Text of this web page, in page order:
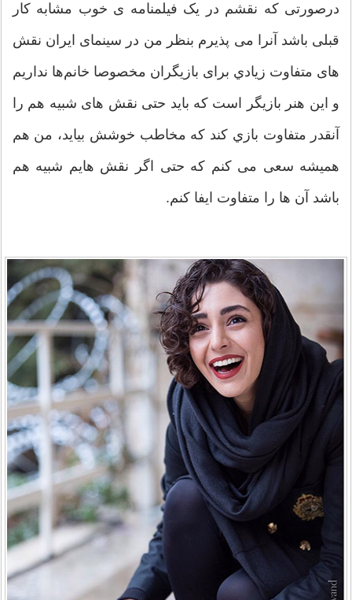
درصورتی که نقشم در یک فیلمنامه ی خوب مشابه کار
قبلی باشد آنرا می پذیرم بنظر من در سینمای ایران نقش
های متفاوت زيادي برای بازیگران مخصوصا خانم‌ها نداریم
و این هنر بازیگر است که باید حتی نقش های شبیه هم را
آنقدر متفاوت بازي کند که مخاطب خوشش بیاید، من هم
همیشه سعی می کنم که حتی اگر نقش هایم شبیه هم
باشد آن ها را متفاوت ایفا کنم.